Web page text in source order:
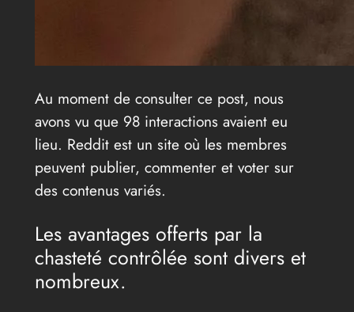
Au moment de consulter ce post, nous
avons vu que 98 interactions avaient eu
lieu. Reddit est un site où les membres
peuvent publier, commenter et voter sur
des contenus variés.
Les avantages offerts par la
chasteté contrôlée sont divers et
nombreux.